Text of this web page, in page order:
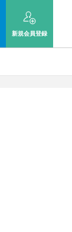
新規会員登録